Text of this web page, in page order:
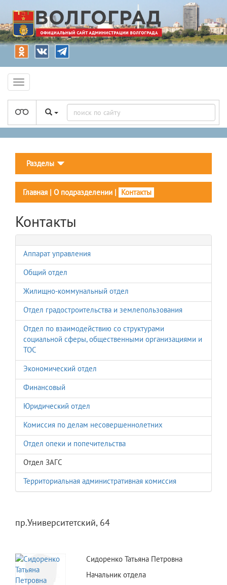
Разделы
Главная | О подразделении | Контакты
Контакты
Аппарат управления
Общий отдел
Жилищно-коммунальный отдел
Отдел градостроительства и землепользования
Отдел по взаимодействию со структурами
социальной сферы, общественными организациями и
ТОС
Экономический отдел
Финансовый
Юридический отдел
Комиссия по делам несовершеннолетних
Отдел опеки и попечительства
Отдел ЗАГС
Территориальная административная комиссия
пр.Университетский, 64
Сидоренко Татьяна Петровна
Начальник отдела